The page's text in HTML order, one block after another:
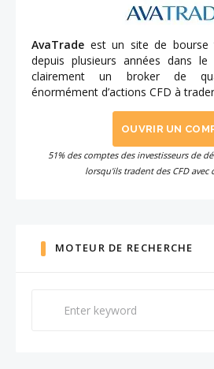
AvaTrade est un site de bourse
depuis plusieurs années dans le
clairement un broker de
énormément d’actions CFD à
OUVRIR UN
51% des comptes des investisseurs de
lorsqu'ils tradent des CFD avec
MOTEUR DE RECHERCHE